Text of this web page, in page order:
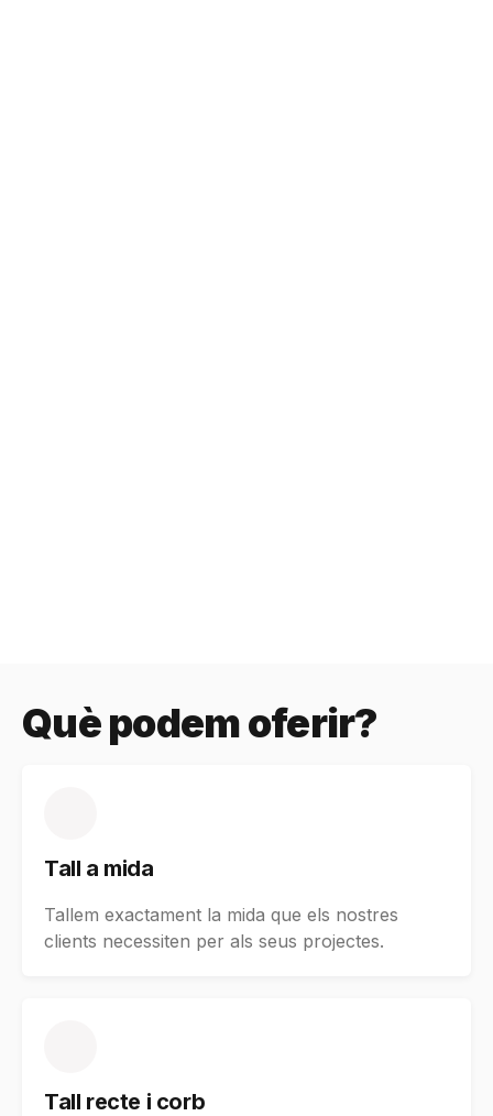
Què podem oferir?
Tall a mida
Tallem exactament la mida que els nostres
clients necessiten per als seus projectes.
Tall recte i corb